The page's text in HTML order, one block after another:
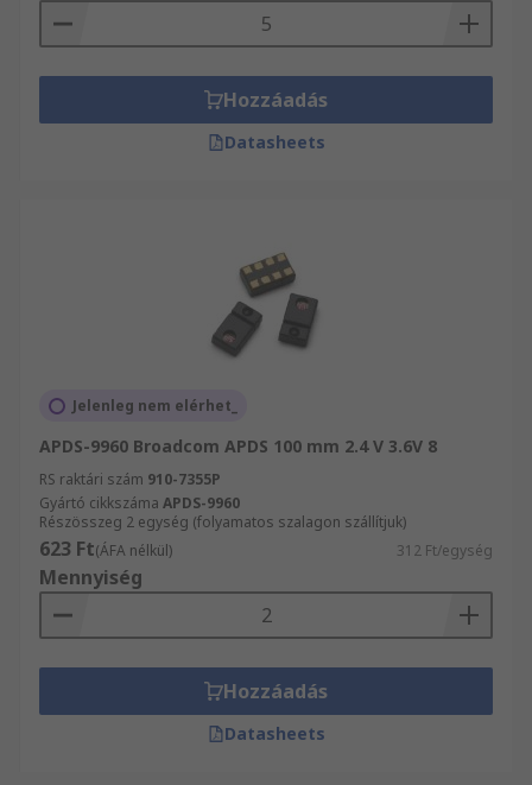
az Ön rendelkezésére. Természetesen nálunk ez
a szolgáltatás ingyenes.
Hozzáadás
Datasheets
Jelenleg nem elérhet_
APDS-9960 Broadcom APDS 100 mm 2.4 V 3.6V 8
RS raktári szám 910-7355P
Gyártó cikkszáma APDS-9960
Részösszeg 2 egység (folyamatos szalagon szállítjuk)
623 Ft(ÁFA nélkül) 312 Ft/egység
Mennyiség
Hozzáadás
Datasheets